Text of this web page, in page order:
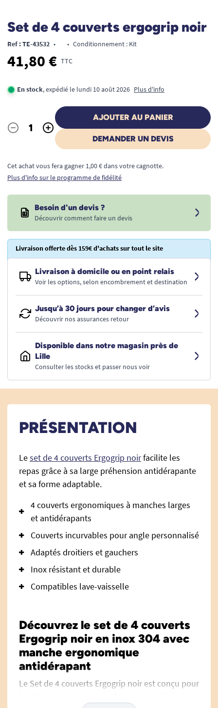
Set de 4 couverts ergogrip noir
Ref : TE-43532 • • Conditionnement : Kit
41,80 € TTC
En stock, expédié le lundi 10 août 2026 Plus d'info
Quantité
- +
AJOUTER AU PANIER
DEMANDER UN DEVIS
Cet achat vous fera gagner 1,00 € dans votre cagnotte.
Plus d'info sur le programme de fidélité
Besoin d'un devis ?
Découvrir comment faire un devis
Livraison offerte dès 159€ d'achats sur tout le site
Livraison à domicile ou en point relais
Voir les options, selon encombrement et destination
Jusqu’à 30 jours pour changer d’avis
Découvrir nos assurances retour
Disponible dans notre magasin près de
Lille
Consulter les stocks et passer nous voir
PRÉSENTATION
Leset de 4 couverts Ergogrip noirfacilite les
repas grâce à sa large préhension antidérapante
et sa forme adaptable.
4 couverts ergonomiques à manches larges
et antidérapants
Couverts incurvables pour angle personnalisé
Adaptés droitiers et gauchers
Inox résistant et durable
Compatibles lave-vaisselle
Découvrez le set de 4 couverts
Ergogrip noir en inox 304 avec
manche ergonomique
antidérapant
Le Set de 4 couverts Ergogrip noir est conçu pour